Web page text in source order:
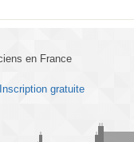
en France
Inscription gratuite